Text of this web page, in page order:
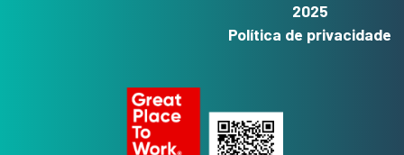
2025
Política de privacidade